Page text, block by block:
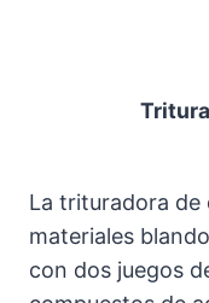
La trituradora de
materiales
con dos juegos